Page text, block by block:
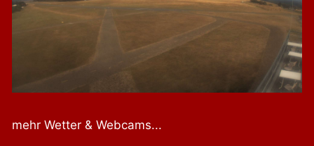
mehr Wetter & Webcams...